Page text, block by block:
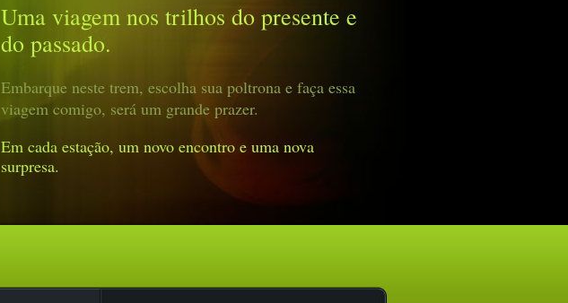
Uma viagem nos trilhos do presente e
do passado.
Embarque neste trem, escolha sua poltrona e faça essa
viagem comigo, será um grande prazer.
Em cada estação, um novo encontro e uma nova
surpresa.